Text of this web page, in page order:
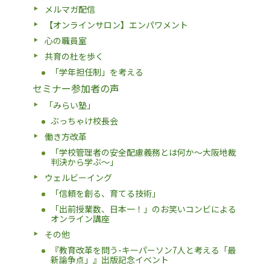
メルマガ配信
【オンラインサロン】エンパワメント
心の職員室
共育の杜を歩く
「学年担任制」を考える
セミナー参加者の声
「みらい塾」
ぶっちゃけ校長会
働き方改革
「学校管理者の安全配慮義務とは何か〜大阪地裁
判決から学ぶ〜」
ウェルビーイング
「信頼を創る、育てる技術」
「出前授業数、日本一！」のお笑いコンビによる
オンライン講座
その他
『教育改革を問う-キーパーソン7人と考える「最
新論争点」』出版記念イベント